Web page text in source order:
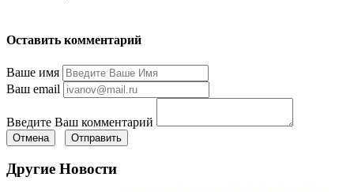
Оставить комментарий
Ваше имя
Ваш email
Введите Ваш комментарий
Отмена Отправить
Другие Новости